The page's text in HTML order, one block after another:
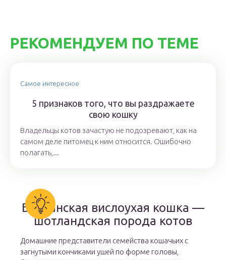
РЕКОМЕНДУЕМ ПО ТЕМЕ
Самое интересное
5 признаков того, что вы раздражаете
свою кошку
Владельцы котов зачастую не подозревают, как на
самом деле питомец к ним относится. Ошибочно
полагать,...
Британская вислоухая кошка —
шотландская порода котов
Домашние представители семейства кошачьих с
загнутыми кончиками ушей по форме головы,